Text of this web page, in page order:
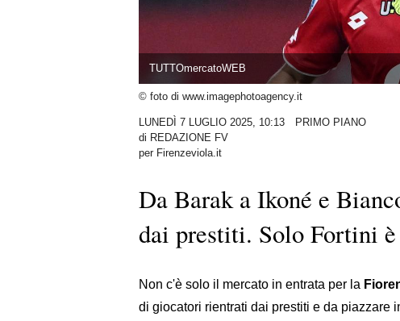
TUTTOmercatoWEB
© foto di www.imagephotoagency.it
LUNEDÌ 7 LUGLIO 2025, 10:13
PRIMO PIANO
di REDAZIONE FV
per Firenzeviola.it
Da Barak a Ikoné e
dai prestiti. Solo Fortini
Non c'è solo il mercato in entrata per la
di giocatori rientrati dai prestiti e da piazzare